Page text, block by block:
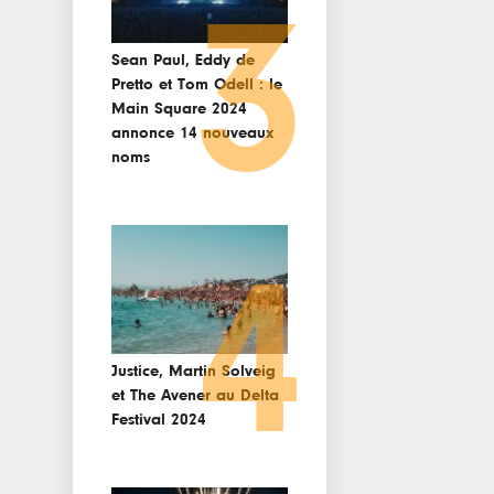
Sean Paul, Eddy de
Pretto et Tom Odell : le
Main Square 2024
annonce 14 nouveaux
noms
3
Justice, Martin Solveig
et The Avener au Delta
Festival 20244